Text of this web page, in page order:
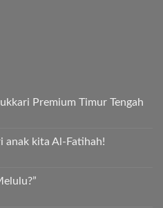
Premium Timur Tengah
anak kita Al-Fatihah!